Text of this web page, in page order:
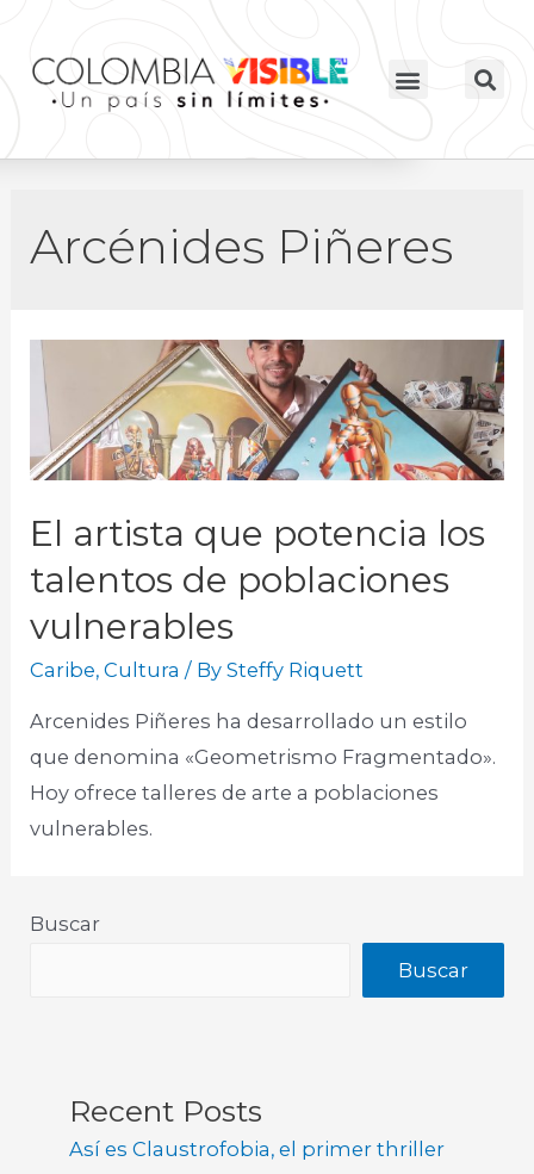
Arcénides Piñeres
El artista que potencia los
talentos de poblaciones
vulnerables
Caribe,Cultura / BySteffy Riquett
Arcenides Piñeres ha desarrollado un estilo
que denomina «Geometrismo Fragmentado».
Hoy ofrece talleres de arte a poblaciones
vulnerables.
Buscar
Buscar
Recent Posts
Así es Claustrofobia, el primer thriller